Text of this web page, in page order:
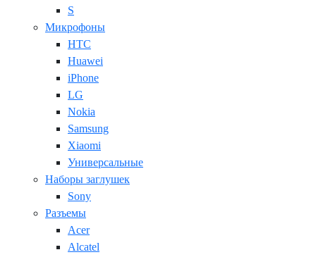
S
Микрофоны
HTC
Huawei
iPhone
LG
Nokia
Samsung
Xiaomi
Универсальные
Наборы заглушек
Sony
Разъемы
Acer
Alcatel